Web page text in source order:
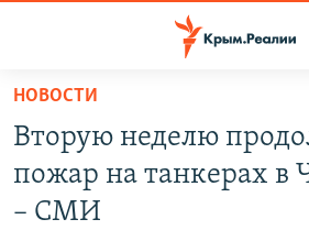
Вернуться
основному
содержанию
Вернутся
СПЕЦПРОЕКТЫ
ГРУЗ 200
ВОДА
НОВОСТИ
Вторую неделю
пожар на танкерах в
– СМИ